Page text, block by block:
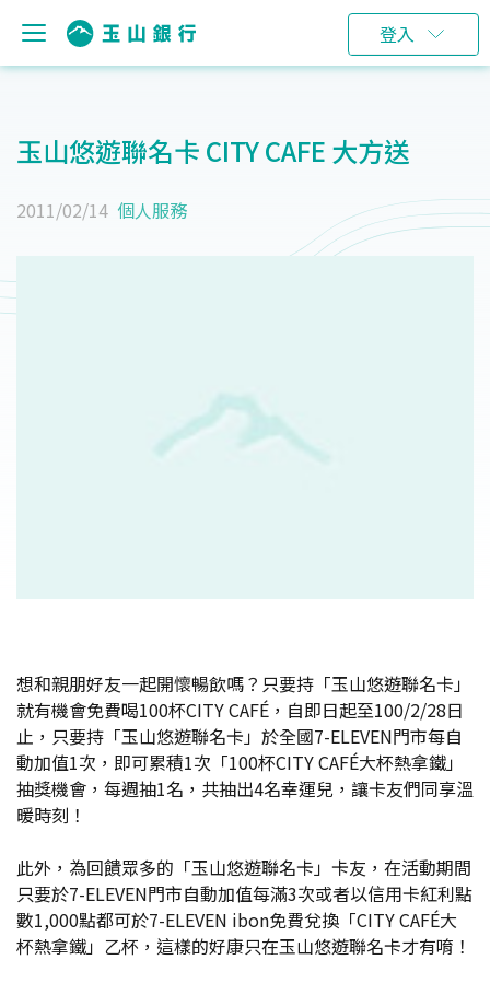
登入
玉山悠遊聯名卡 CITY CAFE 大方送
2011/02/14 個人服務
想和親朋好友一起開懷暢飲嗎？只要持「玉山悠遊聯名卡」
就有機會免費喝100杯CITY CAFÉ，自即日起至100/2/28日
止，只要持「玉山悠遊聯名卡」於全國7-ELEVEN門市每自
動加值1次，即可累積1次「100杯CITY CAFÉ大杯熱拿鐵」
抽獎機會，每週抽1名，共抽出4名幸運兒，讓卡友們同享溫
暖時刻！
此外，為回饋眾多的「玉山悠遊聯名卡」卡友，在活動期間
只要於7-ELEVEN門市自動加值每滿3次或者以信用卡紅利點
數1,000點都可於7-ELEVEN ibon免費兌換「CITY CAFÉ大
杯熱拿鐵」乙杯，這樣的好康只在玉山悠遊聯名卡才有唷！